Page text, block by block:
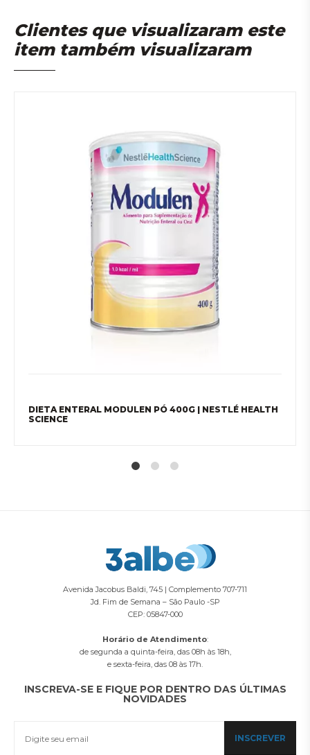
Clientes que visualizaram este
item também visualizaram
DIETA ENTERAL MODULEN PÓ 400G | NESTLÉ HEALTH
SCIENCE
Avenida Jacobus Baldi, 745 | Complemento 707-711
Jd. Fim de Semana – São Paulo -SP
CEP: 05847-000
Horário de Atendimento:
de segunda a quinta-feira, das 08h às 18h,
e sexta-feira, das 08 às 17h.
INSCREVA-SE E FIQUE POR DENTRO DAS ÚLTIMAS
NOVIDADES
INSCREVER